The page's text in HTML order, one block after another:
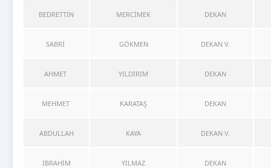
BEDRETTİN MERCİMEK DEKAN
SABRİ GÖKMEN DEKAN V.
AHMET YILDIRIM DEKAN
MEHMET KARATAŞ DEKAN
ABDULLAH KAYA DEKAN V.
İBRAHİM YILMAZ DEKAN